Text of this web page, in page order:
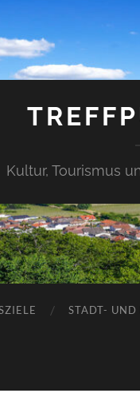
Kultur, Tourismus
STADT- UND